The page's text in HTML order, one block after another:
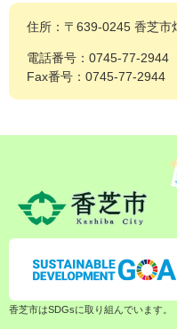
住所：〒639-0245 香芝市
電話番号：0745-77-2944
Fax番号：0745-77-2944
香芝市はSDGsに取り組んでいます。